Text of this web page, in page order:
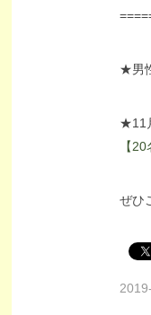
★男
★11
【
ぜひ